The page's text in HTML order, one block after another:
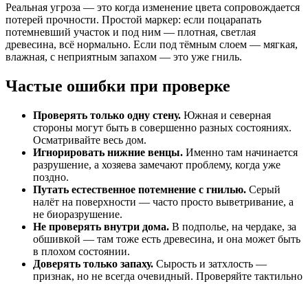
Реальная угроза — это когда изменение цвета сопровождается
потерей прочности. Простой маркер: если поцарапать
потемневший участок и под ним — плотная, светлая
древесина, всё нормально. Если под тёмным слоем — мягкая,
влажная, с неприятным запахом — это уже гниль.
Частые ошибки при проверке
Проверять только одну стену. Южная и северная
стороны могут быть в совершенно разных состояниях.
Осматривайте весь дом.
Игнорировать нижние венцы. Именно там начинается
разрушение, а хозяева замечают проблему, когда уже
поздно.
Путать естественное потемнение с гнилью. Серый
налёт на поверхности — часто просто выветривание, а
не биоразрушение.
Не проверять внутри дома. В подполье, на чердаке, за
обшивкой — там тоже есть древесина, и она может быть
в плохом состоянии.
Доверять только запаху. Сырость и затхлость —
признак, но не всегда очевидный. Проверяйте тактильно